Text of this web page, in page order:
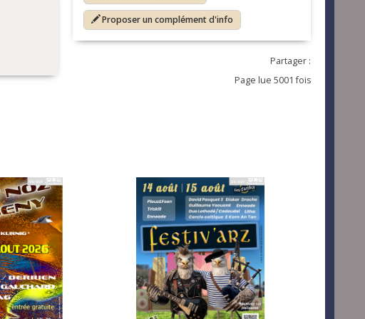
Proposer un complément d'info
Partager :
Page lue 5001 fois